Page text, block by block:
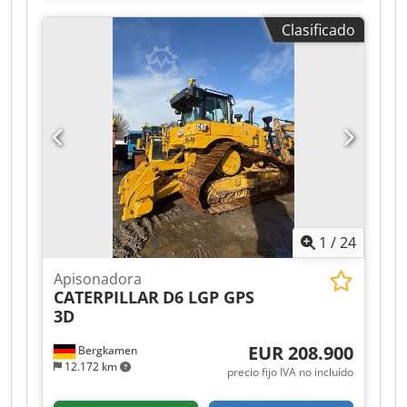
Aqqef * Número de modelo: 434 * Año de
fabricación: 2022 * Peso operativo: 9.520 kg * En
excelente estado
Clasificado
1 /24
Bergkamen
12.172 km
Apisonadora
CATERPILLAR D6 LGP GPS
3D
EUR 208.900
precio fijo IVA no incluído